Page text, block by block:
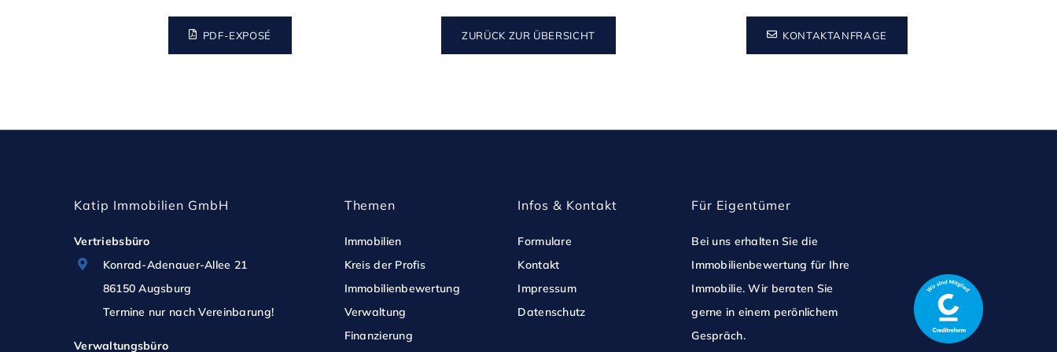
Die Beheizung erfolgt über eine zentrale Heizungsanlage mit Heizkörpern.
Platz möglich und gewährleistet eine komfortable sowie barrierearme Erschließung
PDF-EXPOSÉ ZURÜCK ZUR ÜBERSICHT KONTAKTANFRAGE
Katip Immobilien GmbH
Vertriebsbüro
Konrad-Adenauer-Allee 21
86150 Augsburg
Termine nur nach Vereinbarung!
Verwaltungsbüro
Themen
Immobilien
Kreis der Profis
Immobilienbewertung
Verwaltung
Finanzierung
Infos & Kontakt
Formulare
Kontakt
Impressum
Datenschutz
Für Eigentümer
Bei uns erhalten Sie die
Immobilienbewertung für Ihre
Immobilie. Wir beraten Sie
gerne in einem perönlichem
Gespräch.